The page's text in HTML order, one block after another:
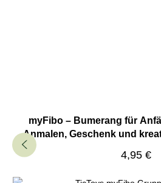
myFibo – Bumerang für
Anmalen, Geschenk und
4,95 €